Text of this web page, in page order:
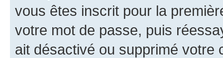
vous êtes inscrit pour la
votre mot de passe, puis
ait désactivé ou supprimé votre